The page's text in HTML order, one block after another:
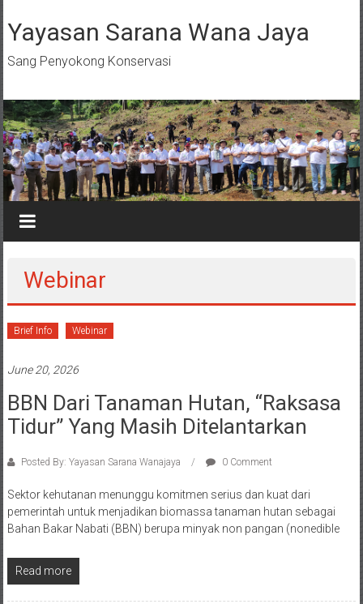
to
content
Yayasan Sarana Wana Jaya
Sang Penyokong Konservasi
Webinar
Brief Info Webinar
June 20, 2026
BBN Dari Tanaman Hutan, “Raksasa
Tidur” Yang Masih Ditelantarkan
Posted By: Yayasan Sarana Wanajaya 0 Comment
Sektor kehutanan menunggu komitmen serius dan kuat dari
pemerintah untuk menjadikan biomassa tanaman hutan sebagai
Bahan Bakar Nabati (BBN) berupa minyak non pangan (nonedible
Read more